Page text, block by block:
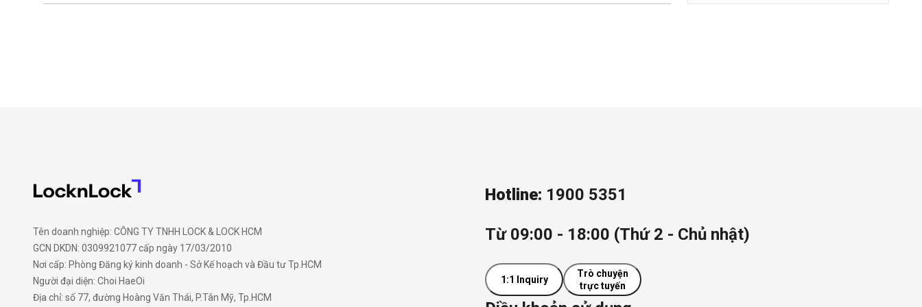
Tên doanh nghiệp: CÔNG TY TNHH LOCK & LOCK HCM
GCN DKDN: 0309921077 cấp ngày 17/03/2010
Nơi cấp: Phòng Đăng ký kinh doanh - Sở Kế hoạch và Đầu tư Tp.HCM
Người đại diện: Choi HaeOi
Địa chỉ: số 77, đường Hoàng Văn Thái, P.Tân Mỹ, Tp.HCM
Hotline: 1900 5351
Từ 09:00 - 18:00 (Thứ 2 - Chủ nhật)
1:1 Inquiry
Trò chuyện
trực tuyến